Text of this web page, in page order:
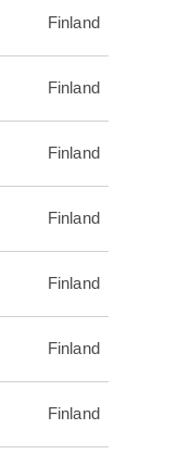
Finland
Finland
Finland
Finland
Finland
Finland
Finland